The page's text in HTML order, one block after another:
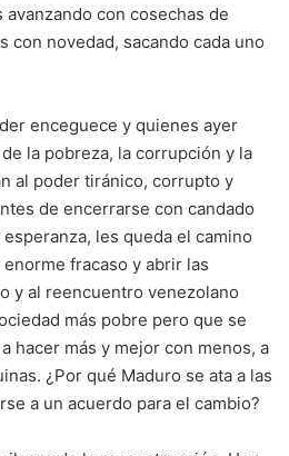
con cosechas de
con novedad, sacando cada uno
enceguece y quienes ayer
la pobreza, la corrupción y la
al poder tiránico, corrupto y
de encerrarse con candado
les queda el camino
fracaso y abrir las
y al reencuentro venezolano
más pobre pero que se
hacer más y mejor con menos, a
¿Por qué Maduro se ata a las
a un acuerdo para el cambio?